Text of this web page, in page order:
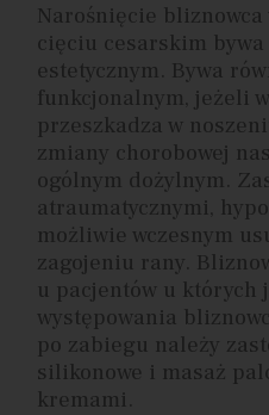
Narośnięcie
cięciu cesarskim bywa
estetycznym. Bywa
funkcjonalnym, jeżeli
przeszkadza w
zmiany chorobowej
ogólnym dożylnym.
atraumatycznymi,
możliwie wczesnym
zagojeniu rany.
u pacjentów u których
występowania
po zabiegu należy
silikonowe i masaż
kremami.